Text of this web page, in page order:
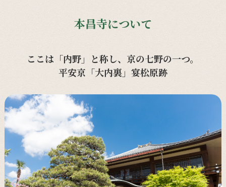
本昌寺について
ここは「内野」と称し、京の七野の一つ。
平安京「大内裏」宴松原跡